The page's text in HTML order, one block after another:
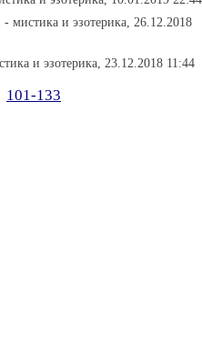
- мистика и эзотерика, 26.12.2018
и эзотерика, 23.12.2018 11:44
101-133